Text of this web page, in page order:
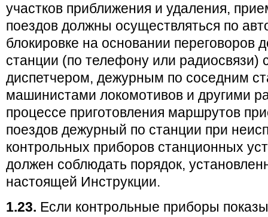
участков приближения и удаления,
поездов должны осуществляться по
блокировке на основании переговоров
станции (по телефону или радиосвязи)
диспетчером, дежурным по соседним
машинистами локомотивов и другими
процессе приготовления маршрутов
поездов дежурный по станции при
контрольных приборов станционных
должен соблюдать порядок,
настоящей Инструкции.
1.23. Если контрольные приборы